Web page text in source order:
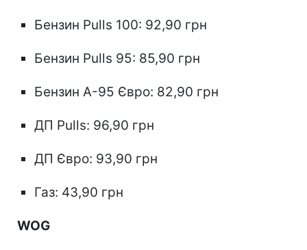
Бензин Pulls 100: 92,90 грн
Бензин Pulls 95: 85,90 грн
Бензин А-95 Євро: 82,90 грн
ДП Pulls: 96,90 грн
ДП Євро: 93,90 грн
Газ: 43,90 грн
WOG